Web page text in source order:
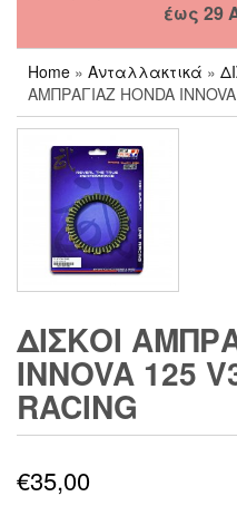
έως 29
Home » Ανταλλακτικά »
ΑΜΠΡΑΓΙΑΖ HONDA
ΔΙΣΚΟΙ
INNOVA 125
RACING
€35,00